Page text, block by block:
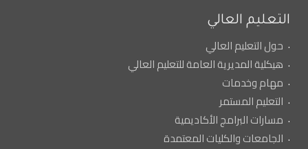
التعليم العالي
حول التعليم العالي
هيكلية المديرية العامة للتعليم العالي
مهام وخدمات
التعليم المستمر
مسارات البرامج الأكاديمية
الجامعات والكليات المعتمدة